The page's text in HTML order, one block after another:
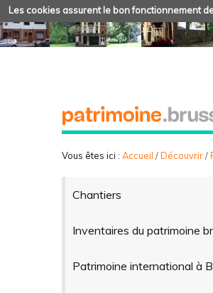
Les cookies assurent le bon fonctionnement
Vous êtes ici : Accueil /Découvrir/
Chantiers
Inventaires du patrimoine
Patrimoine international à